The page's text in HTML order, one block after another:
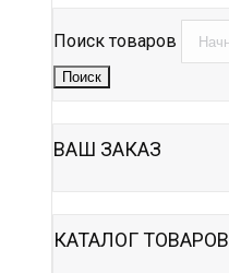
Поиск товаров
Поиск
ВАШ ЗАКАЗ
КАТАЛОГ ТОВАРОВ